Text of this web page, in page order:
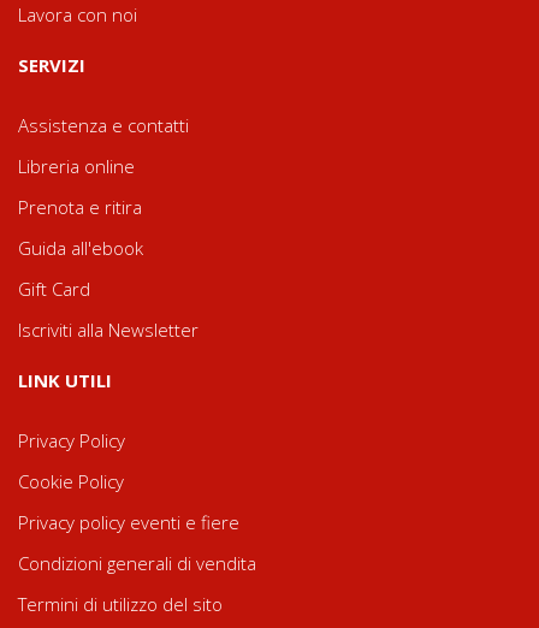
Lavora con noi
SERVIZI
Assistenza e contatti
Libreria online
Prenota e ritira
Guida all'ebook
Gift Card
Iscriviti alla Newsletter
LINK UTILI
Privacy Policy
Cookie Policy
Privacy policy eventi e fiere
Condizioni generali di vendita
Termini di utilizzo del sito